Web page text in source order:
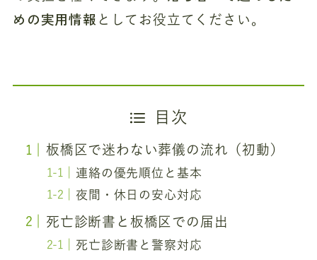
めの実用情報 としてお役立てください。
目次
板橋区で迷わない葬儀の流れ（初動）
連絡の優先順位と基本
夜間・休日の安心対応
死亡診断書と板橋区での届出
死亡診断書と警察対応